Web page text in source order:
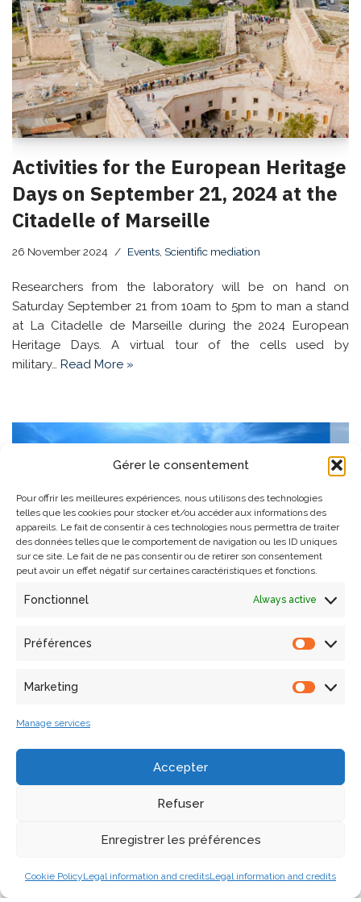
Gérer le consentement
Pour offrir les meilleures expériences, nous utilisons des technologies
telles que les cookies pour stocker et/ou accéder aux informations des
appareils. Le fait de consentir à ces technologies nous permettra de traiter
des données telles que le comportement de navigation ou les ID uniques
sur ce site. Le fait de ne pas consentir ou de retirer son consentement
peut avoir un effet négatif sur certaines caractéristiques et fonctions.
Fonctionnel Always active
Préférences
Marketing
Manage services
Accepter
Refuser
Enregistrer les préférences
Cookie PolicyLegal information and creditsLegal information and credits
Activities for the European Heritage
Days on September 21, 2024 at the
Citadelle of Marseille
26 November 2024 Events, Scientific mediation
Researchers from the laboratory will be on hand on
Saturday September 21 from 10am to 5pm to man a stand
at La Citadelle de Marseille during the 2024 European
Heritage Days. A virtual tour of the cells used by
military… Read More »
summer digital workshop – 2nd
Marseille and ACTA VISTA (SOS Group), with the assistance
of the Heritage Architect in charge of its restoration, is